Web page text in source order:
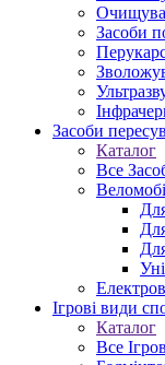
Засоби
Засоби
Каталог
Все
Ігрові види
Каталог
Все